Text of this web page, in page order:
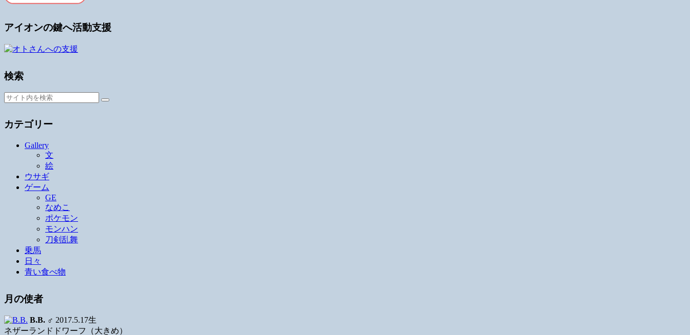
アイオンの鍵へ活動支援
検索
カテゴリー
Gallery
文
絵
ウサギ
ゲーム
GE
なめこ
ポケモン
モンハン
刀剣乱舞
乗馬
日々
青い食べ物
月の使者
B.B. ♂ 2017.5.17生
ネザーランドドワーフ（大きめ）